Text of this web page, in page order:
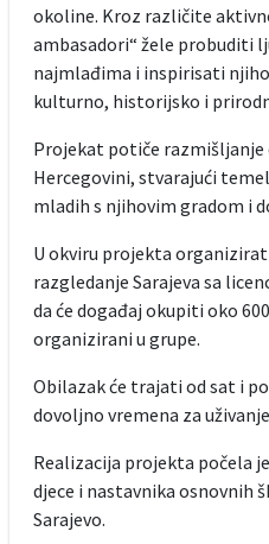
okoline. Kroz različite
ambasadori“ žele probuditi
najmlađima i inspirisati
kulturno, historijsko i
Projekat potiče razmišljanje
Hercegovini, stvarajući
mladih s njihovim gradom i
U okviru projekta
razgledanje Sarajeva sa
da će događaj okupiti oko
organizirani u grupe.
Obilazak će trajati od sat i
dovoljno vremena za
Realizacija projekta počela
djece i nastavnika osnovnih
Sarajevo.